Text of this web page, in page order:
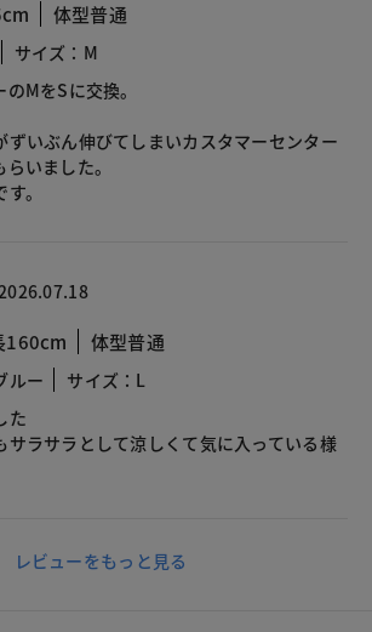
体型普通
サイズ：M
MをSに交換。
ずいぶん伸びてしまいカスタマーセンター
いました。
。
160cm 体型普通
ルー
サイズ：L
た
サラサラとして涼しくて気に入っている様
レビューをもっと見る